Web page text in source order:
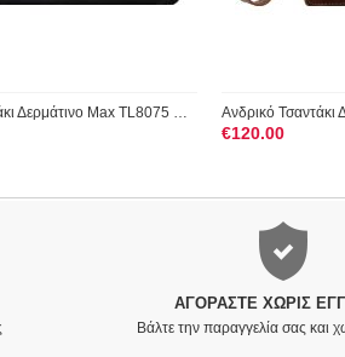
Ανδρικό Τσαντάκι Δερμάτινο Max TL8075 Μαύρο Tuscany Leather
€120.00
ΑΓΟΡΆΣΤΕ ΧΩΡΊΣ
Βάλτε την παραγγελία σας και